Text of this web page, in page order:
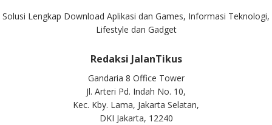
Solusi Lengkap Download Aplikasi dan Games, Informasi Teknologi,
Lifestyle dan Gadget
Redaksi JalanTikus
Gandaria 8 Office Tower
Jl. Arteri Pd. Indah No. 10,
Kec. Kby. Lama, Jakarta Selatan,
DKI Jakarta, 12240